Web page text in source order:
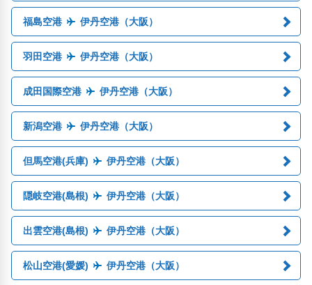
福島空港 伊丹空港（大阪）
羽田空港 伊丹空港（大阪）
成田国際空港 伊丹空港（大阪）
新潟空港 伊丹空港（大阪）
但馬空港(兵庫) 伊丹空港（大阪）
隠岐空港(島根) 伊丹空港（大阪）
出雲空港(島根) 伊丹空港（大阪）
松山空港(愛媛) 伊丹空港（大阪）